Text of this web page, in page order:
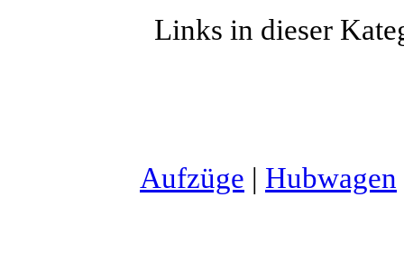
Links in dieser
Aufzüge | Hubwagen